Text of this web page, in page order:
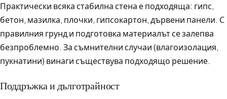
Практически всяка стабилна стена е подходяща: гипс,
бетон, мазилка, плочки, гипсокартон, дървени панели. С
правилния грунд и подготовка материалът се залепва
безпроблемно. За съмнителни случаи (влагоизолация,
пукнатини) винаги съществува подходящо решение.
Поддръжка и дълготрайност